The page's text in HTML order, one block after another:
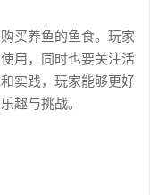
买养鱼的鱼食。玩家
用，同时也要关注活
实践，玩家能够更好
趣与挑战。